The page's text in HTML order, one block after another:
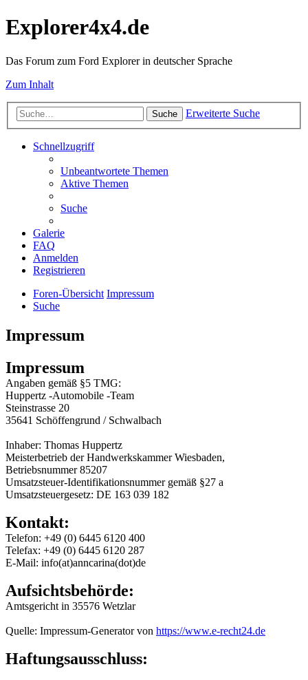
Explorer4x4.de
Das Forum zum Ford Explorer in deutscher Sprache
Zum Inhalt
Suche Erweiterte Suche
Schnellzugriff
Unbeantwortete Themen
Aktive Themen
Suche
Galerie
FAQ
Anmelden
Registrieren
Foren-Übersicht Impressum
Suche
Impressum
Impressum
Angaben gemäß §5 TMG:
Huppertz -Automobile -Team
Steinstrasse 20
35641 Schöffengrund / Schwalbach
Inhaber: Thomas Huppertz
Meisterbetrieb der Handwerkskammer Wiesbaden,
Betriebsnummer 85207
Umsatzsteuer-Identifikationsnummer gemäß §27 a
Umsatzsteuergesetz: DE 163 039 182
Kontakt:
Telefon: +49 (0) 6445 6120 400
Telefax: +49 (0) 6445 6120 287
E-Mail: info(at)anncarina(dot)de
Aufsichtsbehörde:
Amtsgericht in 35576 Wetzlar
Quelle: Impressum-Generator von https://www.e-recht24.de
Haftungsausschluss: